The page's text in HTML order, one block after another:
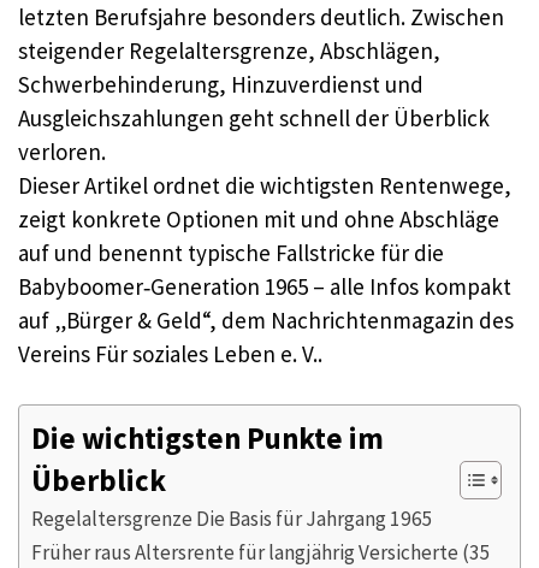
letzten Berufsjahre besonders deutlich. Zwischen
steigender Regelaltersgrenze, Abschlägen,
Schwerbehinderung, Hinzuverdienst und
Ausgleichszahlungen geht schnell der Überblick
verloren.​
Dieser Artikel ordnet die wichtigsten Rentenwege,
zeigt konkrete Optionen mit und ohne Abschläge
auf und benennt typische Fallstricke für die
Babyboomer‑Generation 1965 – alle Infos kompakt
auf „Bürger & Geld“, dem Nachrichtenmagazin des
Vereins Für soziales Leben e. V..​
Die wichtigsten Punkte im
Überblick
Regelaltersgrenze Die Basis für Jahrgang 1965
Früher raus Altersrente für langjährig Versicherte (35